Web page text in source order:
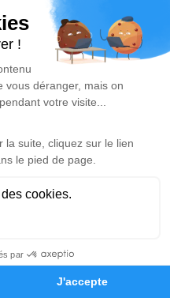
Hommages
à travers des
est un lieu
mémoire de Marcelle
hommage est
Je rends hommage
31 Rue Lavoisier